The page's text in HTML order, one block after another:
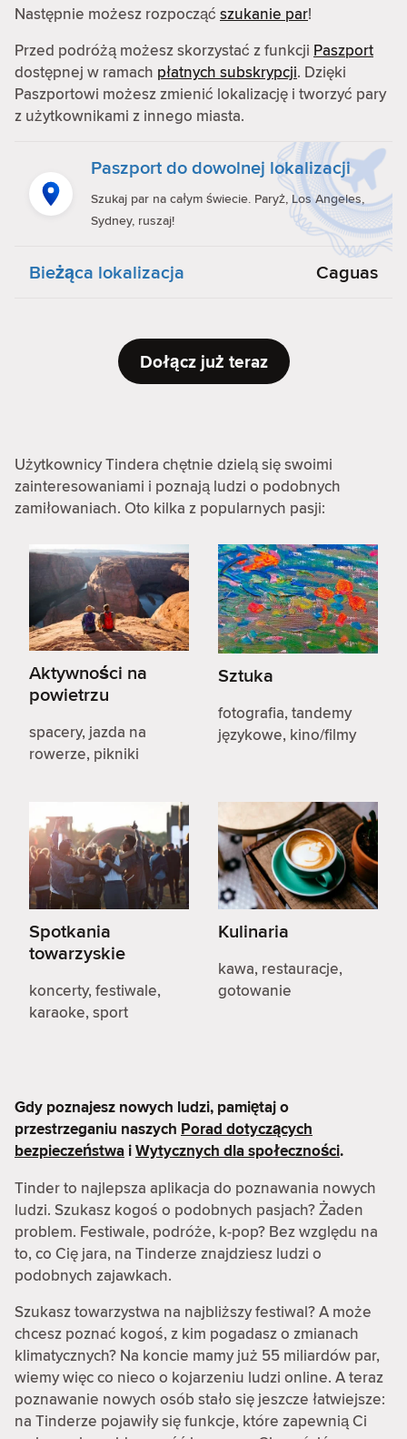
Następnie możesz rozpocząć szukanie par!
Przed podróżą możesz skorzystać z funkcji Paszport
dostępnej w ramach płatnych subskrypcji. Dzięki
Paszportowi możesz zmienić lokalizację i tworzyć pary
z użytkownikami z innego miasta.
Paszport do dowolnej lokalizacji
Szukaj par na całym świecie. Paryż, Los Angeles,
Sydney, ruszaj!
Bieżąca lokalizacja Caguas
Dołącz już teraz
Użytkownicy Tindera chętnie dzielą się swoimi
zainteresowaniami i poznają ludzi o podobnych
zamiłowaniach. Oto kilka z popularnych pasji:
Aktywności na
powietrzu
spacery, jazda na
rowerze, pikniki
Sztuka
fotografia, tandemy
językowe, kino/filmy
Spotkania
towarzyskie
koncerty, festiwale,
karaoke, sport
Kulinaria
kawa, restauracje,
gotowanie
Gdy poznajesz nowych ludzi, pamiętaj o
przestrzeganiu naszych Porad dotyczących
bezpieczeństwa iWytycznych dla społeczności.
Tinder to najlepsza aplikacja do poznawania nowych
ludzi. Szukasz kogoś o podobnych pasjach? Żaden
problem. Festiwale, podróże, k-pop? Bez względu na
to, co Cię jara, na Tinderze znajdziesz ludzi o
podobnych zajawkach.
Szukasz towarzystwa na najbliższy festiwal? A może
chcesz poznać kogoś, z kim pogadasz o zmianach
klimatycznych? Na koncie mamy już 55 miliardów par,
wiemy więc co nieco o kojarzeniu ludzi online. A teraz
poznawanie nowych osób stało się jeszcze łatwiejsze:
na Tinderze pojawiły się funkcje, które zapewnią Ci